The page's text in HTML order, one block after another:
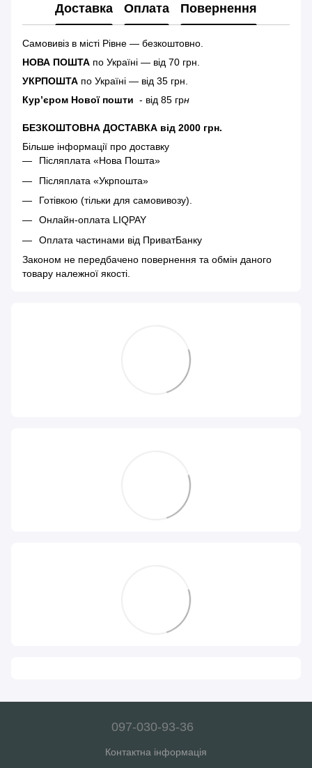
Доставка Оплата Повернення
Самовивіз в місті Рівне — безкоштовно.
НОВА ПОШТА по Україні — від 70 грн.
УКРПОШТА по Україні — від 35 грн.
Кур’єром Нової пошти - від 85 грн
БЕЗКОШТОВНА ДОСТАВКА від 2000 грн.
Більше інформації про доставку
Післяплата «Нова Пошта»
Післяплата «Укрпошта»
Готівкою (тільки для самовивозу).
Онлайн-оплата LIQPAY
Оплата частинами від ПриватБанку
Законом не передбачено повернення та обмін даного
товару належної якості.
097-030-93-36
Контактна інформація